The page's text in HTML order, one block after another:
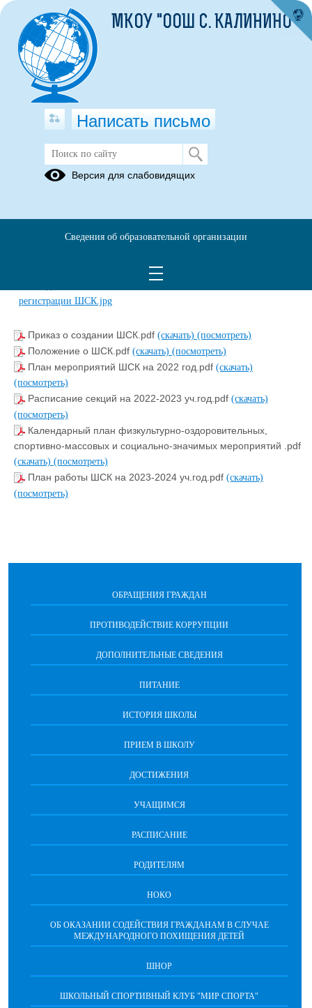
Школьный спортивный клуб "Мир
спорта"
Приказ о создании ШСК.pdf (скачать) (посмотреть)
Положение о ШСК.pdf (скачать) (посмотреть)
План мероприятий ШСК на 2022 год.pdf (скачать)
(посмотреть)
Расписание секций на 2022-2023 уч.год.pdf (скачать)
(посмотреть)
Календарный план физкультурно-оздоровительных,
спортивно-массовых и социально-значимых мероприятий .pdf
(скачать) (посмотреть)
План работы ШСК на 2023-2024 уч.год.pdf (скачать)
(посмотреть)
ОБРАЩЕНИЯ ГРАЖДАН
ПРОТИВОДЕЙСТВИЕ КОРРУПЦИИ
ДОПОЛНИТЕЛЬНЫЕ СВЕДЕНИЯ
ПИТАНИЕ
ИСТОРИЯ ШКОЛЫ
ПРИЕМ В ШКОЛУ
ДОСТИЖЕНИЯ
УЧАЩИМСЯ
РАСПИСАНИЕ
РОДИТЕЛЯМ
НОКО
ОБ ОКАЗАНИИ СОДЕЙСТВИЯ ГРАЖДАНАМ В СЛУЧАЕ
МЕЖДУНАРОДНОГО ПОХИЩЕНИЯ ДЕТЕЙ
ШНОР
ШКОЛЬНЫЙ СПОРТИВНЫЙ КЛУБ "МИР СПОРТА"
МКОУ "ООШ С. КАЛИНИНО"
Написать письмо
Версия для слабовидящих
Сведения об образовательной организации